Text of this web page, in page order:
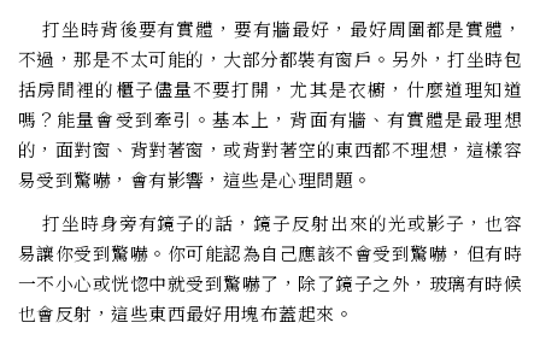
打坐時背後要有實體，要有牆最好，最好周圍都是實體，
不過，那是不太可能的，大部分都裝有窗戶。另外，打坐時包
括房間裡的櫃子儘量不要打開，尤其是衣櫥，什麼道理知道
嗎？能量會受到牽引。基本上，背面有牆、有實體是最理想
的，面對窗、背對著窗，或背對著空的東西都不理想，這樣容
易受到驚嚇，會有影響，這些是心理問題。
打坐時身旁有鏡子的話，鏡子反射出來的光或影子，也容
易讓你受到驚嚇。你可能認為自己應該不會受到驚嚇，但有時
一不小心或恍惚中就受到驚嚇了，除了鏡子之外，玻璃有時候
也會反射，這些東西最好用塊布蓋起來。